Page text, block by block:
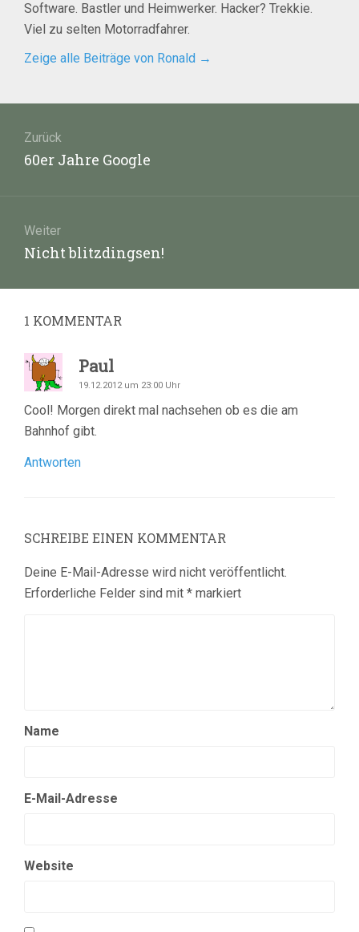
Software. Bastler und Heimwerker. Hacker? Trekkie.
Viel zu selten Motorradfahrer.
Zeige alle Beiträge von Ronald →
Zurück
Vorheriger
60er Jahre Google
Weiter
Nächster
Nicht blitzdingsen!
1 KOMMENTAR
Paul
19.12.2012 um 23:00 Uhr
Cool! Morgen direkt mal nachsehen ob es die am
Bahnhof gibt.
Antworten
SCHREIBE EINEN KOMMENTAR
Deine E-Mail-Adresse wird nicht veröffentlicht.
Erforderliche Felder sind mit * markiert
Name
E-Mail-Adresse
Website